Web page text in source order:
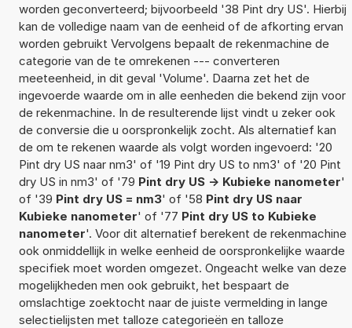
worden geconverteerd; bijvoorbeeld '38 Pint dry US'. Hierbij
kan de volledige naam van de eenheid of de afkorting ervan
worden gebruikt Vervolgens bepaalt de rekenmachine de
categorie van de te omrekenen --- converteren
meeteenheid, in dit geval 'Volume'. Daarna zet het de
ingevoerde waarde om in alle eenheden die bekend zijn voor
de rekenmachine. In de resulterende lijst vindt u zeker ook
de conversie die u oorspronkelijk zocht. Als alternatief kan
de om te rekenen waarde als volgt worden ingevoerd: '20
Pint dry US naar nm3' of '19 Pint dry US to nm3' of '20 Pint
dry US in nm3' of '79 Pint dry US -> Kubieke nanometer'
of '39 Pint dry US = nm3' of '58 Pint dry US naar
Kubieke nanometer' of '77 Pint dry US to Kubieke
nanometer'. Voor dit alternatief berekent de rekenmachine
ook onmiddellijk in welke eenheid de oorspronkelijke waarde
specifiek moet worden omgezet. Ongeacht welke van deze
mogelijkheden men ook gebruikt, het bespaart de
omslachtige zoektocht naar de juiste vermelding in lange
selectielijsten met talloze categorieën en talloze